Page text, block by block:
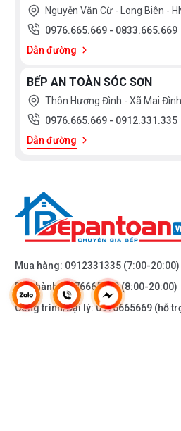
Nguyễn Văn Cừ - Long Biên -
0976.665.669 - 0833.665.669
Dẫn đường
BẾP AN TOÀN SÓC SƠN
Thôn Hương Đình - Xã Mai
0976.665.669 - 0912.331.335
Dẫn đường
Mua hàng: 0912331335 (7:00-20:00)
Bảo hành:0976665669(8:00-20:00)
Công trình/Đại lý:0976665669 (hỗ